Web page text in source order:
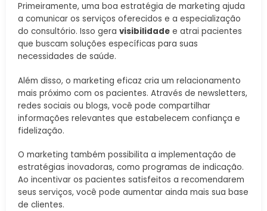
Primeiramente, uma boa estratégia de marketing ajuda
a comunicar os serviços oferecidos e a especialização
do consultório. Isso gera visibilidade e atrai pacientes
que buscam soluções específicas para suas
necessidades de saúde.
Além disso, o marketing eficaz cria um relacionamento
mais próximo com os pacientes. Através de newsletters,
redes sociais ou blogs, você pode compartilhar
informações relevantes que estabelecem confiança e
fidelização.
O marketing também possibilita a implementação de
estratégias inovadoras, como programas de indicação.
Ao incentivar os pacientes satisfeitos a recomendarem
seus serviços, você pode aumentar ainda mais sua base
de clientes.